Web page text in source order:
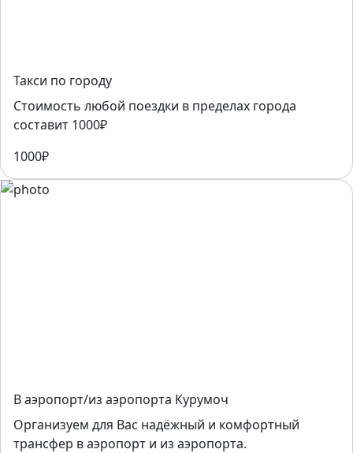
Такси по городу
Стоимость любой поездки в пределах города
составит 1000₽
1000₽
В аэропорт/из аэропорта Курумоч
Организуем для Вас надёжный и комфортный
трансфер в аэропорт и из аэропорта.